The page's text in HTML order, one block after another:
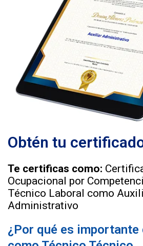
Obtén tu
Te certificas como:
Ocupacional por
Técnico Laboral como
Administrativo
¿Por qué es